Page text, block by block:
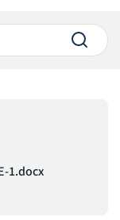
1.docx